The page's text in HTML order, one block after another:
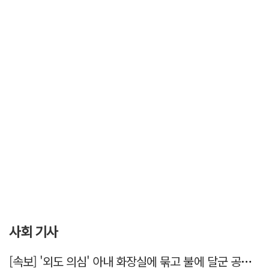
사회 기사
[속보] '외도 의심' 아내 화장실에 묶고 불에 달군 공구로 고문…남편 검거